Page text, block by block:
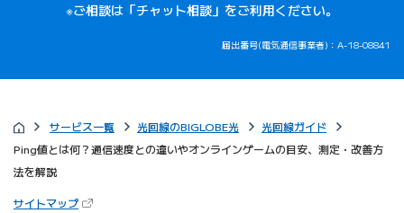
※ご相談は「チャット相談」をご利用ください。
届出番号(電気通信事業者)：A-18-08841
サービス一覧 光回線のBIGLOBE光
光回線ガイド
Ping値とは何？通信速度との違いやオンラインゲームの目安、測定・改善方
法を解説
サイトマップ（新しいタブで開きます）